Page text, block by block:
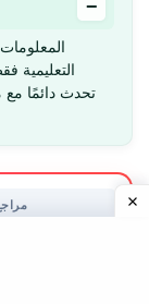
−
التعليمية
تحدث دائمًا